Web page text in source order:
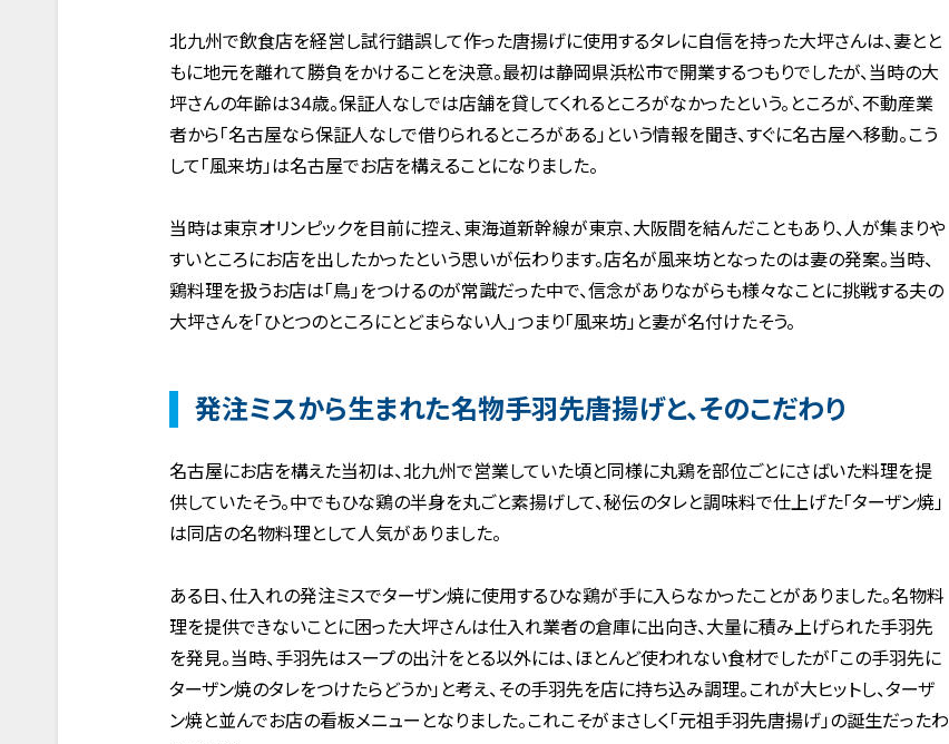
北九州で飲食店を経営し試行錯誤して作った唐揚げに使用するタレに自信を持った大坪さんは、妻とと
もに地元を離れて勝負をかけることを決意。最初は静岡県浜松市で開業するつもりでしたが、当時の大
坪さんの年齢は34歳。保証人なしでは店舗を貸してくれるところがなかったという。ところが、不動産業
者から「名古屋なら保証人なしで借りられるところがある」という情報を聞き、すぐに名古屋へ移動。こう
して「風来坊」は名古屋でお店を構えることになりました。
当時は東京オリンピックを目前に控え、東海道新幹線が東京、大阪間を結んだこともあり、人が集まりや
すいところにお店を出したかったという思いが伝わります。店名が風来坊となったのは妻の発案。当時、
鶏料理を扱うお店は「鳥」をつけるのが常識だった中で、信念がありながらも様々なことに挑戦する夫の
大坪さんを「ひとつのところにとどまらない人」つまり「風来坊」と妻が名付けたそう。
発注ミスから生まれた名物手羽先唐揚げと、そのこだわり
名古屋にお店を構えた当初は、北九州で営業していた頃と同様に丸鶏を部位ごとにさばいた料理を提
供していたそう。中でもひな鶏の半身を丸ごと素揚げして、秘伝のタレと調味料で仕上げた「ターザン焼」
は同店の名物料理として人気がありました。
ある日、仕入れの発注ミスでターザン焼に使用するひな鶏が手に入らなかったことがありました。名物料
理を提供できないことに困った大坪さんは仕入れ業者の倉庫に出向き、大量に積み上げられた手羽先
を発見。当時、手羽先はスープの出汁をとる以外には、ほとんど使われない食材でしたが「この手羽先に
ターザン焼のタレをつけたらどうか」と考え、その手羽先を店に持ち込み調理。これが大ヒットし、ターザ
ン焼と並んでお店の看板メニューとなりました。これこそがまさしく「元祖手羽先唐揚げ」の誕生だったわ